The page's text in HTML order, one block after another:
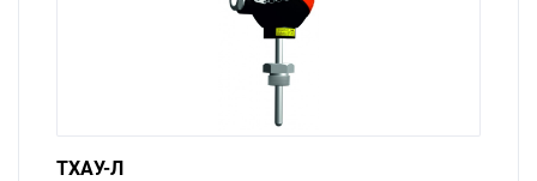
ТХАУ-Л